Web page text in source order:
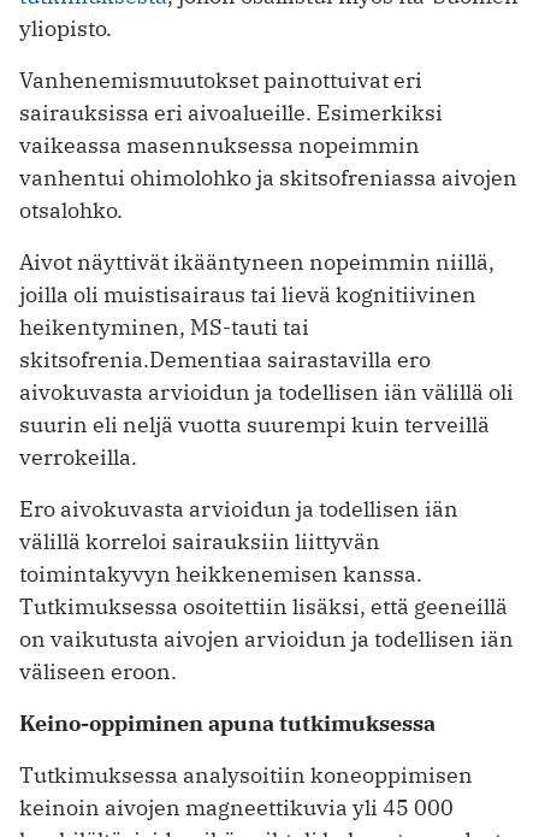
yliopisto.
Vanhenemismuutokset painottuivat eri
sairauksissa eri aivoalueille. Esimerkiksi
vaikeassa masennuksessa nopeimmin
vanhentui ohimolohko ja skitsofreniassa aivojen
otsalohko.
Aivot näyttivät ikääntyneen nopeimmin niillä,
joilla oli muistisairaus tai lievä kognitiivinen
heikentyminen, MS-tauti tai
skitsofrenia.Dementiaa sairastavilla ero
aivokuvasta arvioidun ja todellisen iän välillä oli
suurin eli neljä vuotta suurempi kuin terveillä
verrokeilla.
Ero aivokuvasta arvioidun ja todellisen iän
välillä korreloi sairauksiin liittyvän
toimintakyvyn heikkenemisen kanssa.
Tutkimuksessa osoitettiin lisäksi, että geeneillä
on vaikutusta aivojen arvioidun ja todellisen iän
väliseen eroon.
Keino-oppiminen apuna tutkimuksessa
Tutkimuksessa analysoitiin koneoppimisen
keinoin aivojen magneettikuvia yli 45 000